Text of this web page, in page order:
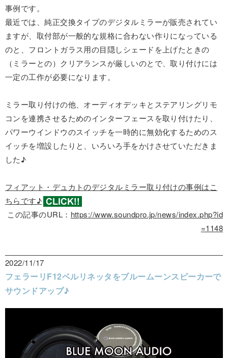
事例です。
最近では、純正交換タイプのデジタルミラーが販売されてい
ますが、取付部が一般的な規格に合わない作りになっている
のと、フロントガラス用の目隠しシェードを上げたときの
（ミラーとの）クリアランスが厳しいのとで、取り付けには
一定の工作が必要になります。
ミラー取り付けの他、オーディオデッキとステアリングリモ
コンを連携させるためのインターフェースを取り付けたり、
パワーウインドウのスイッチを一時的に無効化するためのス
イッチを増設したりと、いろいろ手をかけさせていただきま
した♪
フィアット・デュカトのデジタルミラー取り付けの事例はこ
ちらです♪
この記事のURL： https://www.soundpro.jp/news/index.php?id
=1148
2022/11/17
フェラーリF12ベルリネッタをブルームーンスピーカーで
サウンドアップ♪